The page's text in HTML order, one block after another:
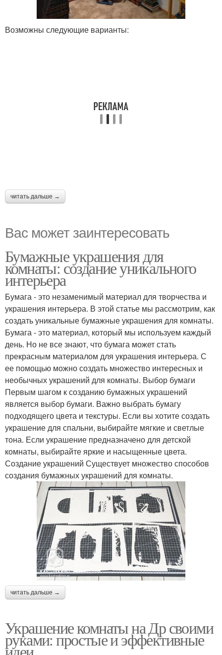
Возможны следующие варианты:
читать дальше →
Вас может заинтересовать
Бумажные украшения для
комнаты: создание уникального
интерьера
Бумага - это незаменимый материал для творчества и
украшения интерьера. В этой статье мы рассмотрим, как
создать уникальные бумажные украшения для комнаты.
Бумага - это материал, который мы используем каждый
день. Но не все знают, что бумага может стать
прекрасным материалом для украшения интерьера. С
ее помощью можно создать множество интересных и
необычных украшений для комнаты. Выбор бумаги
Первым шагом к созданию бумажных украшений
является выбор бумаги. Важно выбрать бумагу
подходящего цвета и текстуры. Если вы хотите создать
украшение для спальни, выбирайте мягкие и светлые
тона. Если украшение предназначено для детской
комнаты, выбирайте яркие и насыщенные цвета.
Создание украшений Существует множество способов
создания бумажных украшений для комнаты.
читать дальше →
Украшение комнаты на Др своими
руками: простые и эффективные